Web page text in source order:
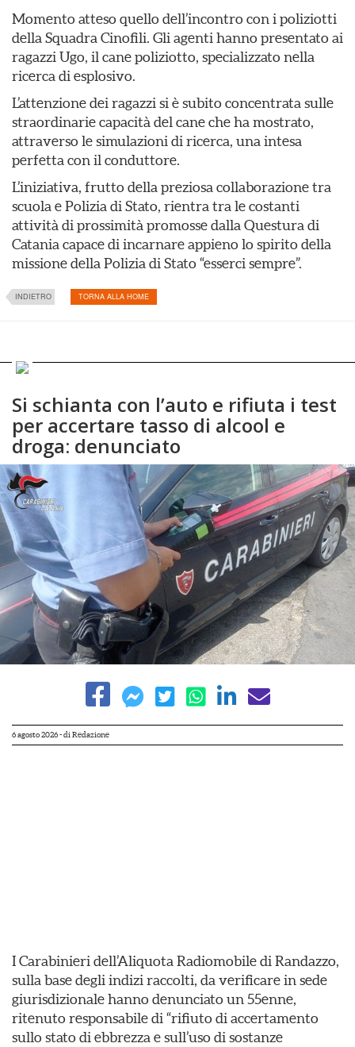
Momento atteso quello dell’incontro con i poliziotti
della Squadra Cinofili. Gli agenti hanno presentato ai
ragazzi Ugo, il cane poliziotto, specializzato nella
ricerca di esplosivo.
L’attenzione dei ragazzi si è subito concentrata sulle
straordinarie capacità del cane che ha mostrato,
attraverso le simulazioni di ricerca, una intesa
perfetta con il conduttore.
L’iniziativa, frutto della preziosa collaborazione tra
scuola e Polizia di Stato, rientra tra le costanti
attività di prossimità promosse dalla Questura di
Catania capace di incarnare appieno lo spirito della
missione della Polizia di Stato “esserci sempre”.
INDIETRO TORNA ALLA HOME
Si schianta con l’auto e rifiuta i test
per accertare tasso di alcool e
droga: denunciato
6 agosto 2026- di Redazione
I Carabinieri dell’Aliquota Radiomobile di Randazzo,
sulla base degli indizi raccolti, da verificare in sede
giurisdizionale hanno denunciato un 55enne,
ritenuto responsabile di “rifiuto di accertamento
sullo stato di ebbrezza e sull’uso di sostanze